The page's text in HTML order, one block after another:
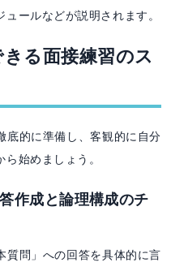
ールなどが説明されます。
きる面接練習のス
底的に準備し、客観的に自分
始めましょう。
作成と論理構成のチ
質問」への回答を具体的に言